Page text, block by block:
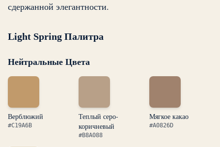
сдержанной элегантности.
Light Spring Палитра
Нейтральные Цвета
Верблюжий
#C19A6B
Теплый серо-
коричневый
#B8A088
Мягкое какао
#A0826D